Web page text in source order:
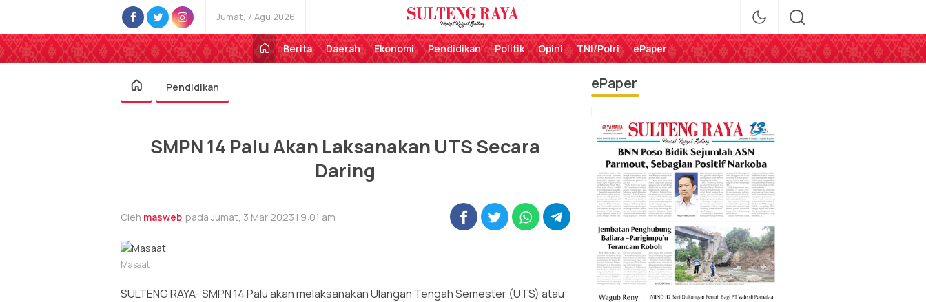
Jumat, 7 Agu 2026
Sulteng Raya
Perekat Rakyat Sulteng
Berita
Daerah Ekonomi Pendidikan Politik Opini TNI/Polri ePaper
Pendidikan
SMPN 14 Palu Akan Laksanakan UTS Secara
Daring
Oleh masweb pada Jumat, 3 Mar 2023 | 9:01 am
Masaat
SULTENG RAYA- SMPN 14 Palu akan melaksanakan Ulangan Tengah Semester (UTS) atau
ePaper